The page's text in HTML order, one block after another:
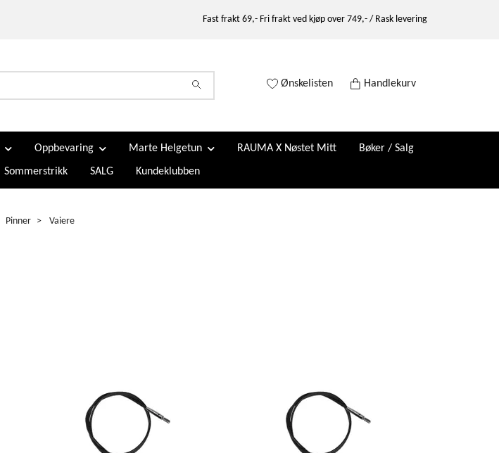
Fast frakt 69,- Fri frakt ved kjøp over 749,- / Rask levering
Ønskelisten Handlekurv
Oppbevaring Marte Helgetun RAUMA X Nøstet Mitt Bøker / Salg
Sommerstrikk SALG Kundeklubben
Pinner Vaiere